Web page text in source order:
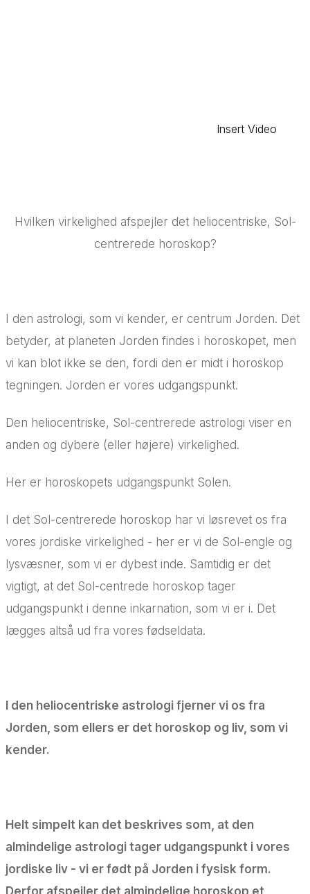
Insert Video
Hvilken virkelighed afspejler det heliocentriske, Sol-
centrerede horoskop?
I den astrologi, som vi kender, er centrum Jorden. Det
betyder, at planeten Jorden findes i horoskopet, men
vi kan blot ikke se den, fordi den er midt i horoskop
tegningen. Jorden er vores udgangspunkt.
Den heliocentriske, Sol-centrerede astrologi viser en
anden og dybere (eller højere) virkelighed.
Her er horoskopets udgangspunkt Solen.
I det Sol-centrerede horoskop har vi løsrevet os fra
vores jordiske virkelighed - her er vi de Sol-engle og
lysvæsner, som vi er dybest inde. Samtidig er det
vigtigt, at det Sol-centrede horoskop tager
udgangspunkt i denne inkarnation, som vi er i. Det
lægges altså ud fra vores fødseldata.
I den heliocentriske astrologi fjerner vi os fra
Jorden, som ellers er det horoskop og liv, som vi
kender.
Helt simpelt kan det beskrives som, at den
almindelige astrologi tager udgangspunkt i vores
jordiske liv - vi er født på Jorden i fysisk form.
Derfor afspejler det almindelige horoskop et